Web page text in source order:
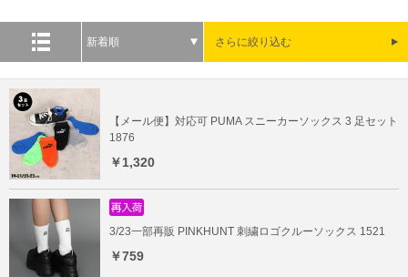
新着順 さらに絞り込む
【メール便】対応可 PUMA スニーカーソックス 3 足セット
1876
￥1,320
3/23一部再販 PINKHUNT 刺繍ロゴクルーソックス 1521
￥759